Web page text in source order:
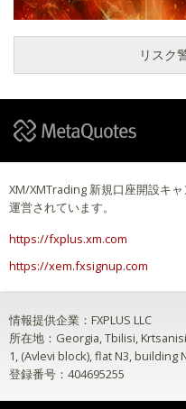
リスク
XM/XMTrading 新規口座開設キ
運営されています。
https://fxplus.xm.com
https://xem.fxsignup.com
情報提供企業：FXPLUS LLC
所在地：Georgia, Tbilisi,
1, (Avlevi block), flat N3, building
登録番号：404695255